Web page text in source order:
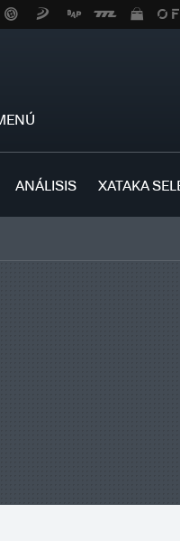
ANÁLISIS XATAKA